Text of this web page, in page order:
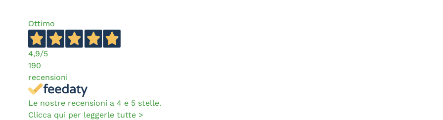
Ottimo
4,9/5
190
recensioni
Le nostre recensioni a 4 e 5 stelle.
Clicca qui per leggerle tutte >